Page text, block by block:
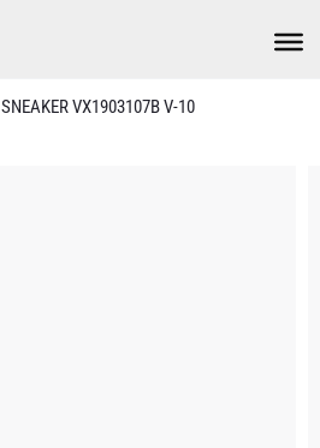
SNEAKER VX1903107B V-10